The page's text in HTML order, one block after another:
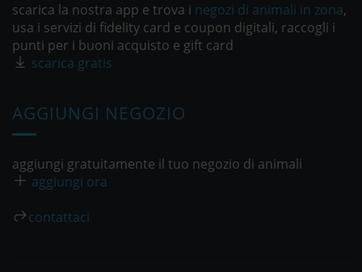
scarica la nostra app e trova i negozi di animali in zona,
usa i servizi di fidelity card e coupon digitali, raccogli i
punti per i buoni acquisto e gift card
scarica gratis
AGGIUNGI NEGOZIO
aggiungi gratuitamente il tuo negozio di animali
aggiungi ora
contattaci